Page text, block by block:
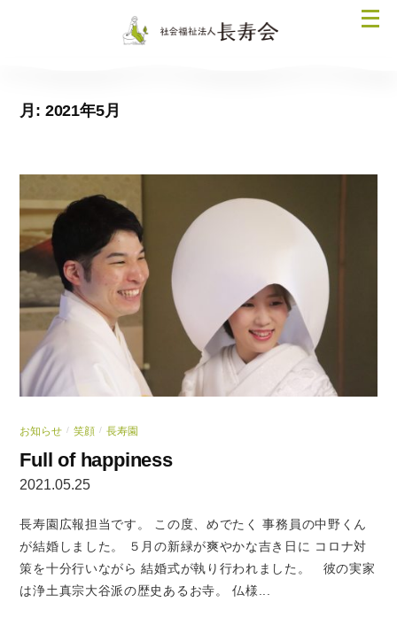
メ
月: 2021年5月
お知らせ / 笑顔 / 長寿園
Full of happiness
2021.05.25
長寿園広報担当です。 この度、めでたく 事務員の中野くん
が結婚しました。 ５月の新緑が爽やかな吉き日に コロナ対
策を十分行いながら 結婚式が執り行われました。 彼の実家
は浄土真宗大谷派の歴史あるお寺。 仏様...